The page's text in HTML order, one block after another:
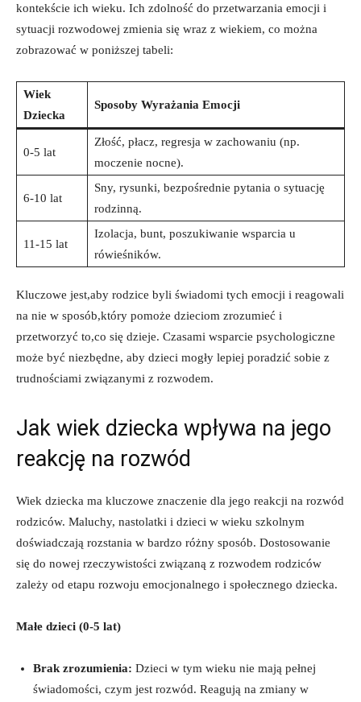
kontekście‌ ich wieku. Ich ‌zdolność do przetwarzania emocji i
sytuacji ⁢rozwodowej zmienia ⁢się wraz⁤ z ​wiekiem,⁤ co można
zobrazować w poniższej tabeli:
Wiek
Dziecka
Sposoby ⁣Wyrażania Emocji
0-5 ‌lat
Złość, ‌płacz,‌ regresja w zachowaniu (np.⁣
moczenie nocne).
6-10 ⁤lat
Sny, rysunki, bezpośrednie pytania o sytuację
rodzinną.
11-15 lat
Izolacja,⁢ bunt, ​poszukiwanie⁢ wsparcia u
rówieśników.
Kluczowe jest,aby rodzice‌ byli świadomi​ tych emocji i reagowali
na nie w ⁢sposób,który ⁣pomoże dzieciom zrozumieć i
przetworzyć ⁣to,co się dzieje. Czasami‌ wsparcie psychologiczne
może ​być niezbędne, aby dzieci mogły lepiej⁢ poradzić sobie z
trudnościami ‍związanymi z rozwodem.
Jak wiek ⁤dziecka wpływa na jego
reakcję na rozwód
Wiek dziecka ⁣ma kluczowe znaczenie dla jego reakcji na ‌rozwód⁤
rodziców. Maluchy, ‌nastolatki i dzieci w wieku ⁤szkolnym
doświadczają ‌rozstania w bardzo różny sposób. Dostosowanie
‍się do ‌nowej​ rzeczywistości związaną z rozwodem rodziców
zależy od etapu rozwoju⁢ emocjonalnego‍ i społecznego⁢ dziecka.
Małe⁣ dzieci⁤ (0-5 lat)
Brak ‌zrozumienia: Dzieci w tym wieku nie ⁢mają ⁤pełnej
świadomości, czym jest rozwód. Reagują na zmiany w⁢